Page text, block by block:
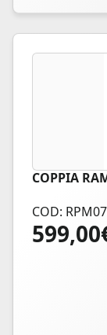
del
COPPIA
COD:
Il
prezzo
599,00
Il
prezzo